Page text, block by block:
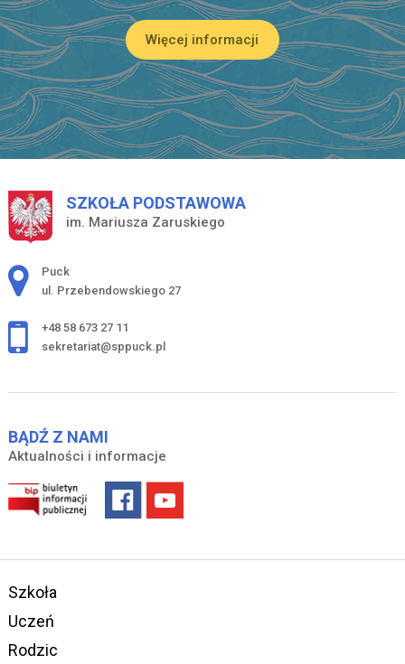
Więcej informacji
SZKOŁA PODSTAWOWA
im. Mariusza Zaruskiego
Adres pocztowy:
Puck
ul. Przebendowskiego 27
+48 58 673 27 11
sekretariat@sppuck.pl
BĄDŹ Z NAMI
Aktualności i informacje
Szkoła
Uczeń
Rodzic